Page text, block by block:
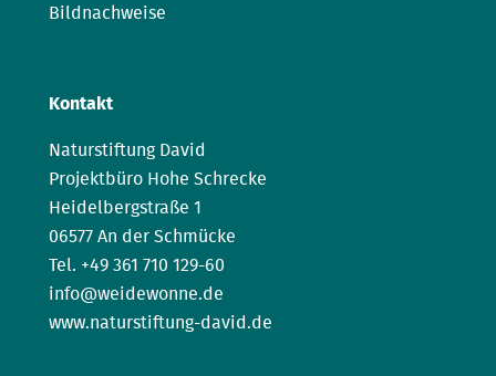
Bildnachweise
Kontakt
Naturstiftung David
Projektbüro Hohe Schrecke
Heidelbergstraße 1
06577 An der Schmücke
Tel. +49 361 710 129-60
info@weidewonne.de
www.naturstiftung-david.de